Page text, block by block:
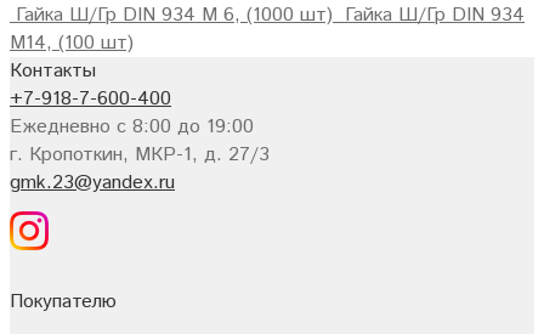
Гайка Ш/Гр DIN 934 M 6, (1000 шт) Гайка Ш/Гр DIN 934
M14, (100 шт)
Контакты
+7-918-7-600-400
Ежедневно с 8:00 до 19:00
г. Кропоткин, МКР-1, д. 27/3
gmk.23@yandex.ru
Покупателю